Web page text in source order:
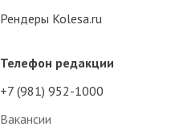
Телефон редакции
+7 (981) 952-1000
Вакансии
Рендеры Kolesa.ru